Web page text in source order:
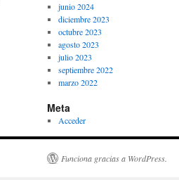
junio 2024
diciembre 2023
octubre 2023
agosto 2023
julio 2023
septiembre 2022
marzo 2022
Meta
Acceder
Funciona gracias a WordPress.